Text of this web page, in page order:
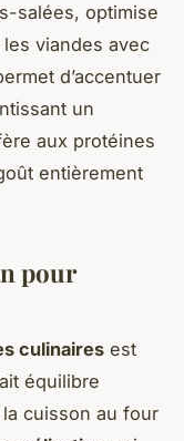
salées, optimise
viandes avec
d’accentuer
un
aux protéines
entièrement
pour
culinaires est
équilibre
cuisson au four